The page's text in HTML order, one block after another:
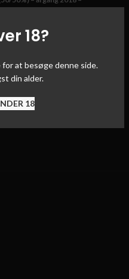
18?
at besøge denne side.
din alder.
18